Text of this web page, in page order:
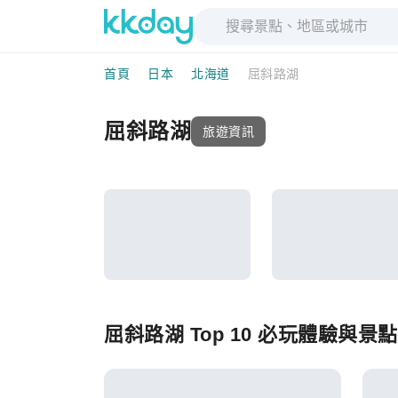
首頁 日本 北海道 屈斜路湖
屈斜路湖 旅遊資訊
屈斜路湖 Top 10 必玩體驗與景點